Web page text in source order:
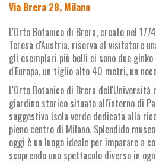
Via Brera 28, Milano
L'Orto Botanico di Brera, creato nel
Teresa d'Austria, riserva al visitatore
gli esemplari più belli ci sono due
d'Europa, un tiglio alto 40 metri, un
L'Orto Botanico di Brera dell'Università
giardino storico situato all'interno di
suggestiva isola verde dedicata alla
pieno centro di Milano. Splendido
oggi è un luogo ideale per imparare a
scoprendo uno spettacolo diverso in